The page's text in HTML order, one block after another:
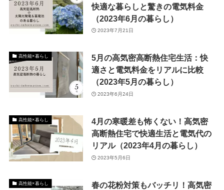
快適な暮らしと驚きの電気料金
（2023年6月の暮らし）
2023年7月21日
高性能×暮らし
5月の高気密高断熱住宅生活：快
適さと電気料金をリアルに比較
（2023年5月の暮らし）
2023年6月24日
高性能×暮らし
4月の寒暖差も怖くない！高気密
高断熱住宅で快適生活と電気代の
リアル（2023年4月の暮らし）
2023年5月6日
高性能×暮らし
春の花粉対策もバッチリ！高気密